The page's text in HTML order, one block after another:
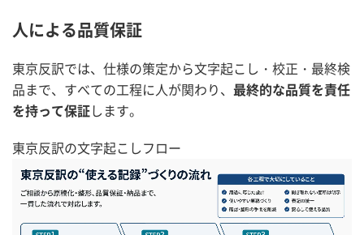
人による品質保証
東京反訳では、仕様の策定から文字起こし・校正・最終検
品まで、すべての工程に人が関わり、 最終的な品質を責任
を持って保証します。
東京反訳の文字起こしフロー